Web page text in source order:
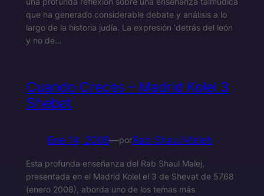
que ha generado considerable debate y análisis a lo
largo de la historia judía. La expresión ‘detrás del león
y no de…
Cuando Creces – Madrid Kolel 3
Shebat
Ene 14, 2008—porRab Shaul Maleh
Esta profunda enseñanza del Rab Shaul Malej,
presentada en el Madrid Kolel el 3 de Shevat de 5768
(enero 2008), aborda uno de los temas más